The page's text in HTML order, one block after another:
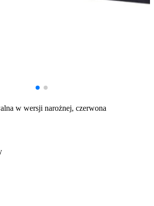
w wersji narożnej, czerwona